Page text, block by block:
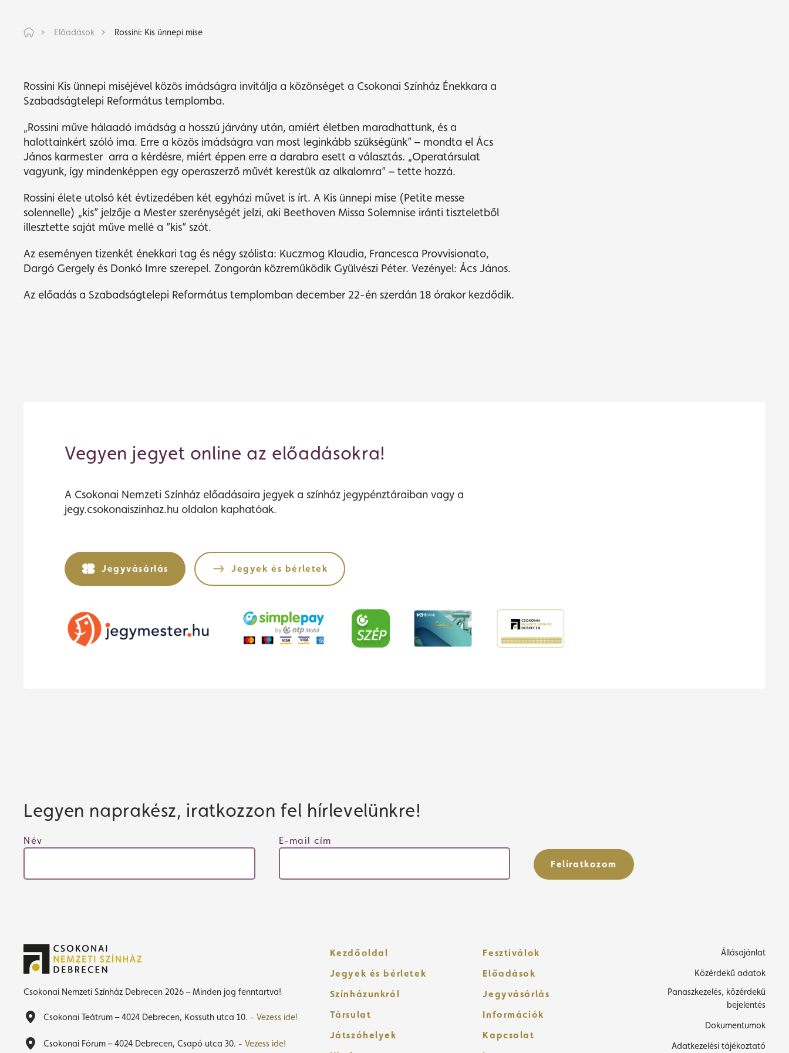
Előadások Rossini: Kis ünnepi mise
Rossini Kis ünnepi miséjével közös imádságra invitálja a közönséget a Csokonai Színház Énekkara a
Szabadságtelepi Református templomba.
„Rossini műve hálaadó imádság a hosszú járvány után, amiért életben maradhattunk, és a
halottainkért szóló ima. Erre a közös imádságra van most leginkább szükségünk” – mondta el Ács
János karmester arra a kérdésre, miért éppen erre a darabra esett a választás. „Operatársulat
vagyunk, így mindenképpen egy operaszerző művét kerestük az alkalomra” – tette hozzá.
Rossini élete utolsó két évtizedében két egyházi művet is írt. A Kis ünnepi mise (Petite messe
solennelle) „kis” jelzője a Mester szerénységét jelzi, aki Beethoven Missa Solemnise iránti tiszteletből
illesztette saját műve mellé a ”kis” szót.
Az eseményen tizenkét énekkari tag és négy szólista: Kuczmog Klaudia, Francesca Provvisionato,
Dargó Gergely és Donkó Imre szerepel. Zongorán közreműködik Gyülvészi Péter. Vezényel: Ács János.
Az előadás a Szabadságtelepi Református templomban december 22-én szerdán 18 órakor kezdődik.
Vegyen jegyet online az előadásokra!
A Csokonai Nemzeti Színház előadásaira jegyek a színház jegypénztáraiban vagy a
jegy.csokonaiszinhaz.hu oldalon kaphatóak.
Jegyvásárlás Jegyek és bérletek
Legyen naprakész, iratkozzon fel hírlevelünkre!
Név E-mail cím
Feliratkozom
Csokonai Nemzeti Színház Debrecen 2026 – Minden jog fenntartva!
Csokonai Teátrum – 4024 Debrecen, Kossuth utca 10. - Vezess ide!
Csokonai Fórum – 4024 Debrecen, Csapó utca 30. - Vezess ide!
Kezdőoldal
Jegyek és bérletek
Színházunkról
Társulat
Játszóhelyek
Fesztiválok
Előadások
Jegyvásárlás
Információk
Kapcsolat
Állásajánlat
Közérdekű adatok
Panaszkezelés, közérdekű
bejelentés
Dokumentumok
Adatkezelési tájékoztató